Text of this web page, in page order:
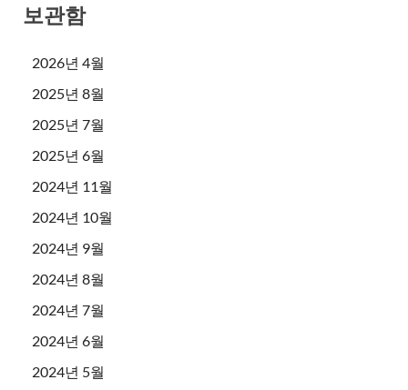
보관함
2026년 4월
2025년 8월
2025년 7월
2025년 6월
2024년 11월
2024년 10월
2024년 9월
2024년 8월
2024년 7월
2024년 6월
2024년 5월